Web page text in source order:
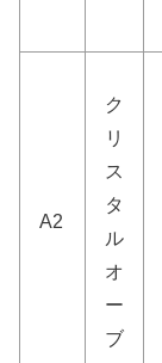
A2
ク
リ
ス
タ
ル
オ
ー
ブ